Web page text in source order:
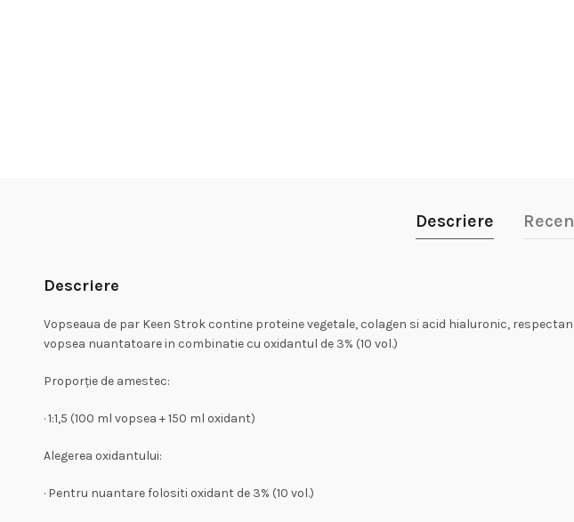
Descriere
Descriere
Vopseaua de par Keen Strok contine proteine vegetale, colagen si acid hialuronic,
vopsea nuantatoare in combinatie cu oxidantul de 3% (10 vol.)
Proporție de amestec:
· 1:1,5 (100 ml vopsea + 150 ml oxidant)
Alegerea oxidantului:
· Pentru nuantare folositi oxidant de 3% (10 vol.)